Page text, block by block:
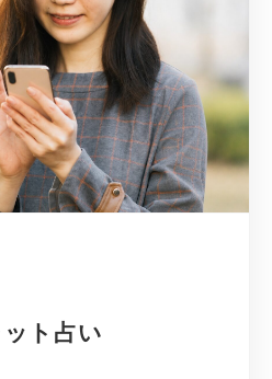
ト占い